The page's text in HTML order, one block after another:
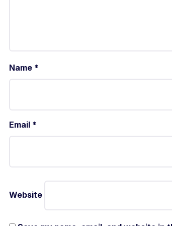
Name *
Email *
Website